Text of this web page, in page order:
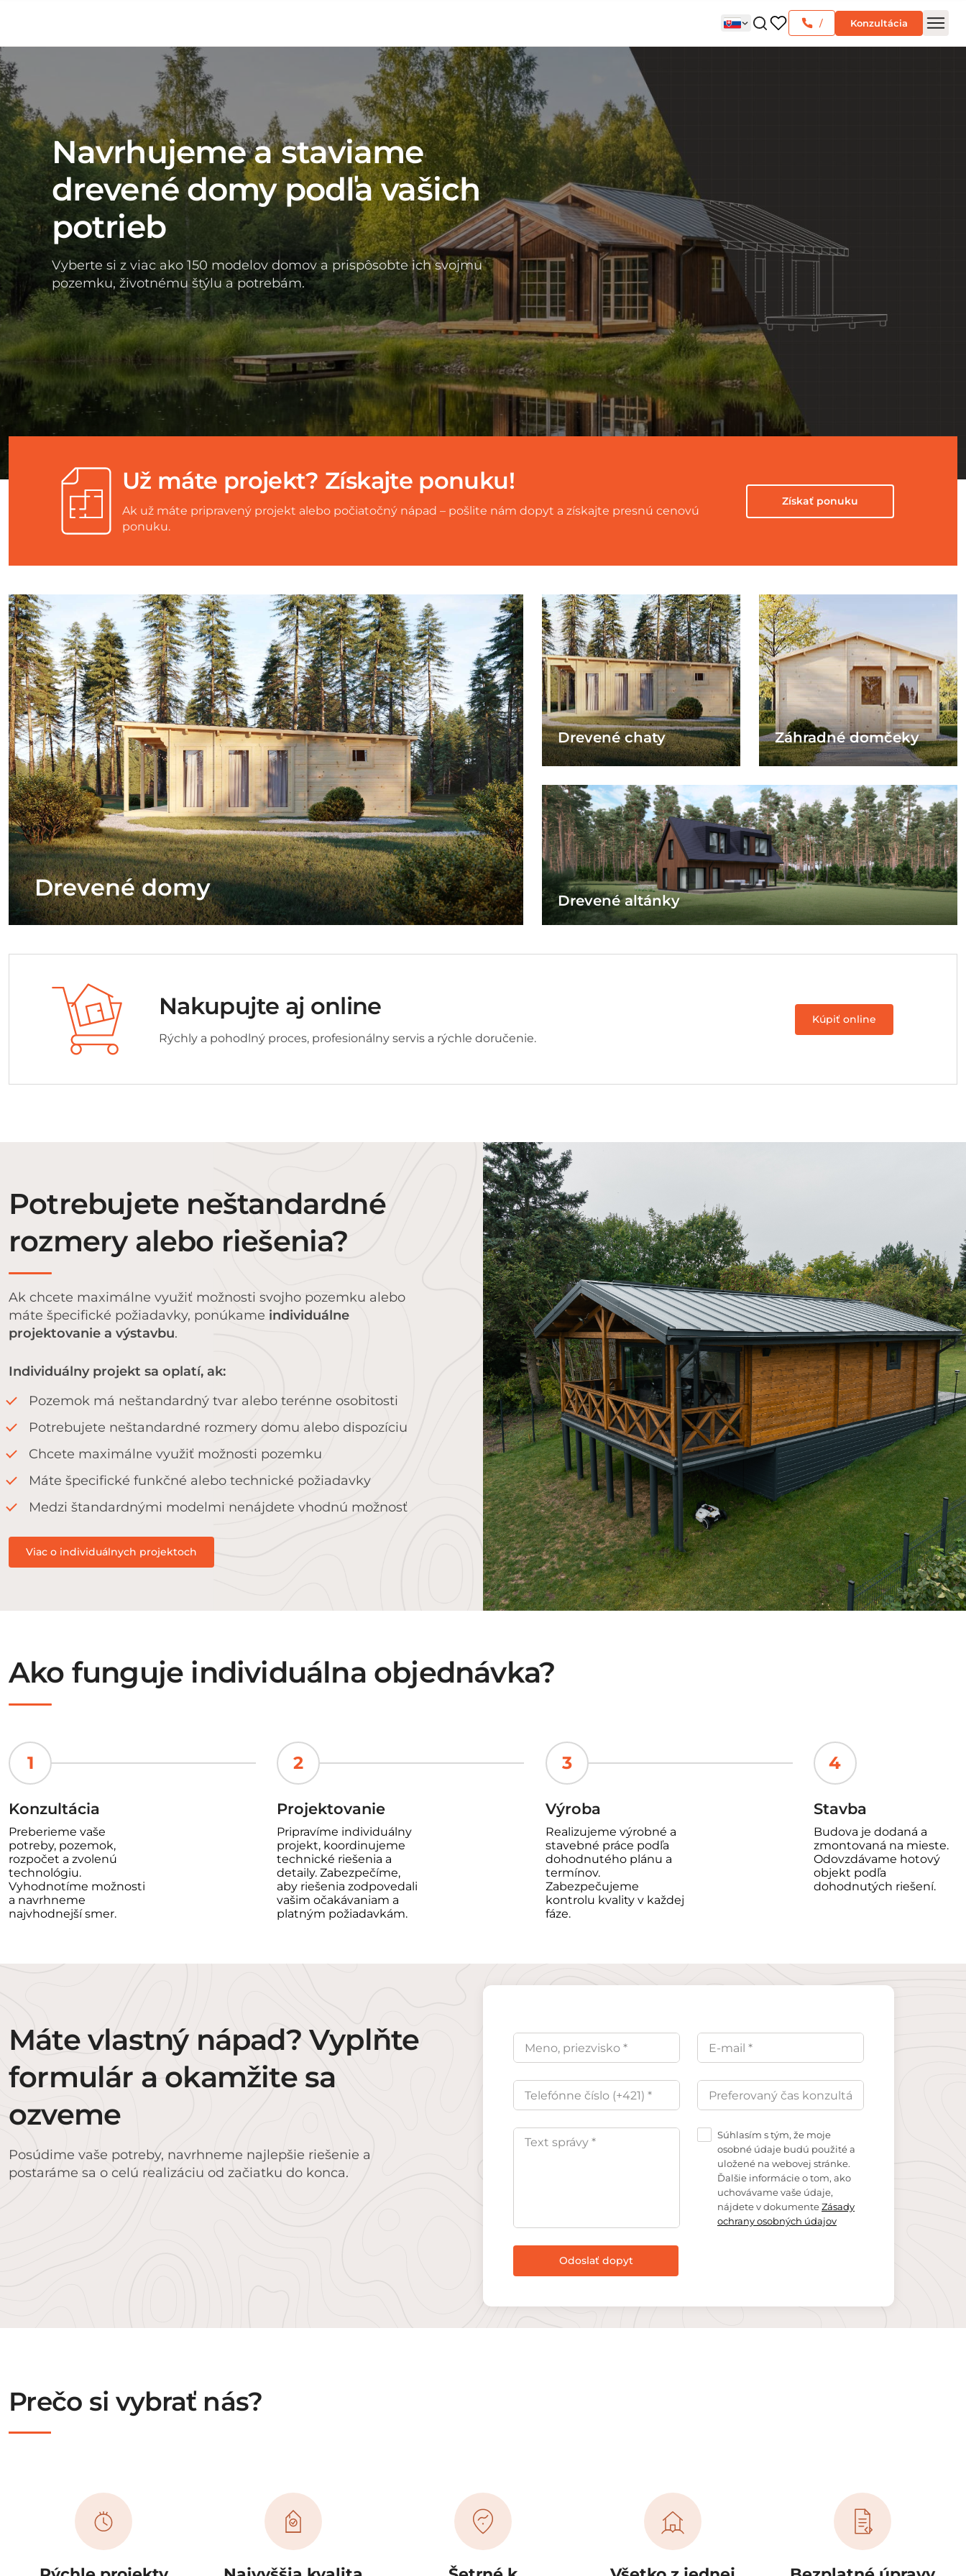
/ Konzultácia
Navrhujeme a staviame
drevené domy podľa vašich
potrieb
Vyberte si z viac ako 150 modelov domov a prispôsobte ich svojmu
pozemku, životnému štýlu a potrebám.
Už máte projekt? Získajte ponuku!
Ak už máte pripravený projekt alebo počiatočný nápad – pošlite nám dopyt a získajte presnú cenovú
ponuku.
Získať ponuku
Drevené domy
Drevené chaty Záhradné domčeky
Drevené altánky
Nakupujte aj online
Rýchly a pohodlný proces, profesionálny servis a rýchle doručenie.
Kúpiť online
Potrebujete neštandardné
rozmery alebo riešenia?
Ak chcete maximálne využiť možnosti svojho pozemku alebo
máte špecifické požiadavky, ponúkame individuálne
projektovanie a výstavbu.
Individuálny projekt sa oplatí, ak:
Pozemok má neštandardný tvar alebo terénne osobitosti
Potrebujete neštandardné rozmery domu alebo dispozíciu
Chcete maximálne využiť možnosti pozemku
Máte špecifické funkčné alebo technické požiadavky
Medzi štandardnými modelmi nenájdete vhodnú možnosť
Viac o individuálnych projektoch
Ako funguje individuálna objednávka?
1
Konzultácia
Preberieme vaše
potreby, pozemok,
rozpočet a zvolenú
technológiu.
Vyhodnotíme možnosti
a navrhneme
najvhodnejší smer.
2
Projektovanie
Pripravíme individuálny
projekt, koordinujeme
technické riešenia a
detaily. Zabezpečíme,
aby riešenia zodpovedali
vašim očakávaniam a
platným požiadavkám.
3
Výroba
Realizujeme výrobné a
stavebné práce podľa
dohodnutého plánu a
termínov.
Zabezpečujeme
kontrolu kvality v každej
fáze.
4
Stavba
Budova je dodaná a
zmontovaná na mieste.
Odovzdávame hotový
objekt podľa
dohodnutých riešení.
Máte vlastný nápad? Vyplňte
formulár a okamžite sa
ozveme
Posúdime vaše potreby, navrhneme najlepšie riešenie a
postaráme sa o celú realizáciu od začiatku do konca.
Súhlasím s tým, že moje
osobné údaje budú použité a
uložené na webovej stránke.
Ďalšie informácie o tom, ako
uchovávame vaše údaje,
nájdete v dokumenteZásady
ochrany osobných údajov
Odoslať dopyt
Prečo si vybrať nás?